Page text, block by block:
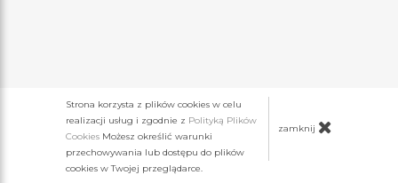
Strona korzysta z plików cookies w celu
realizacji usług i zgodnie z Polityką Plików
Cookies Możesz określić warunki
przechowywania lub dostępu do plików
cookies w Twojej przeglądarce.
zamknij